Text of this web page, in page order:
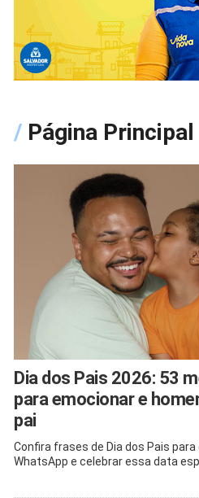
/ Página Principal
Dia dos Pais 2026: 53
para emocionar e
pai
Confira frases de Dia dos Pais para
WhatsApp e celebrar essa data